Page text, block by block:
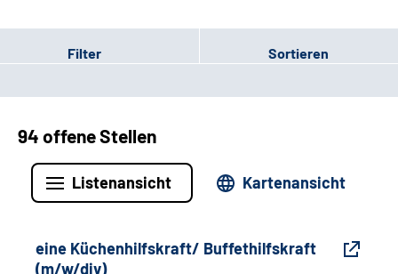
Filter Sortieren
94 offene Stellen
Listenansicht Kartenansicht
eine Küchenhilfskraft/ Buffethilfskraft
(m/w/div)